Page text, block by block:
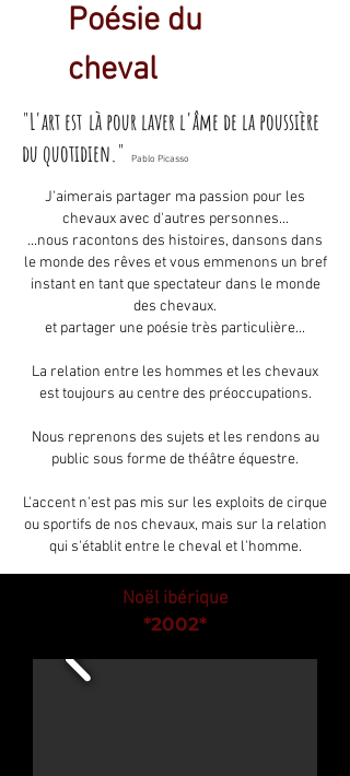
Poésie du
cheval
"L'art est là pour laver l'âme de la poussière
du quotidien."
Pablo Picasso
J'aimerais partager ma passion pour les
chevaux avec d'autres personnes...
...nous racontons des histoires, dansons dans
le monde des rêves et vous emmenons un bref
instant en tant que spectateur dans le monde
des chevaux.
et partager une poésie très particulière...
La relation entre les hommes et les chevaux
est toujours au centre des préoccupations.
Nous reprenons des sujets et les rendons au
public sous forme de théâtre équestre.
L'accent n'est pas mis sur les exploits de cirque
ou sportifs de nos chevaux, mais sur la relation
qui s'établit entre le cheval et l'homme.
Noël ibérique
*2002*